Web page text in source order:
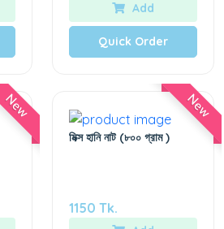
Add
Quick Order
New New
মিক্স হানি নাট (৮০০ গ্রাম )
1150 Tk.